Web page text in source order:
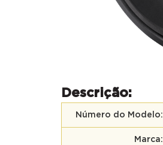
Descrição:
Número do Modelo:
Marca: